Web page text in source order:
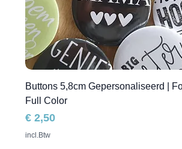
Buttons 5,8cm Gepersonaliseerd |
Full Color
Prijs
€ 2,50
incl.Btw